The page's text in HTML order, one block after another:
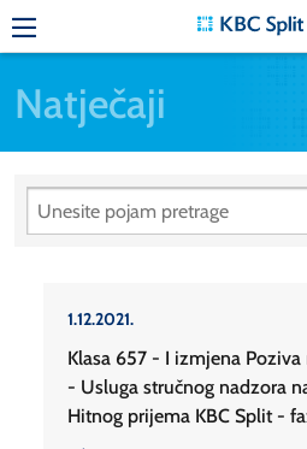
Natječaji
1.12.2021.
Klasa 657 - I izmjena
- Usluga stručnog nadzora
Hitnog prijema KBC Split -